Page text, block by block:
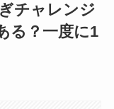
チャレンジ
る？一度に1